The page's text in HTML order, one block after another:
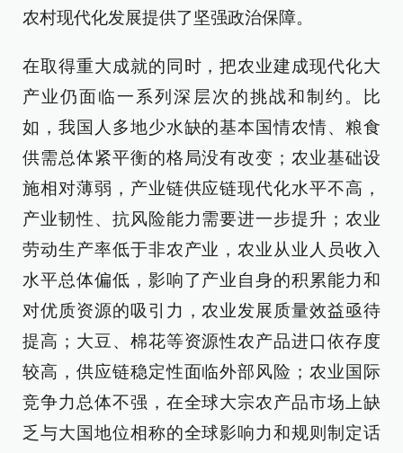
农村现代化发展提供了坚强政治保障。
在取得重大成就的同时，把农业建成现代化大
产业仍面临一系列深层次的挑战和制约。比
如，我国人多地少水缺的基本国情农情、粮食
供需总体紧平衡的格局没有改变；农业基础设
施相对薄弱，产业链供应链现代化水平不高，
产业韧性、抗风险能力需要进一步提升；农业
劳动生产率低于非农产业，农业从业人员收入
水平总体偏低，影响了产业自身的积累能力和
对优质资源的吸引力，农业发展质量效益亟待
提高；大豆、棉花等资源性农产品进口依存度
较高，供应链稳定性面临外部风险；农业国际
竞争力总体不强，在全球大宗农产品市场上缺
乏与大国地位相称的全球影响力和规则制定话